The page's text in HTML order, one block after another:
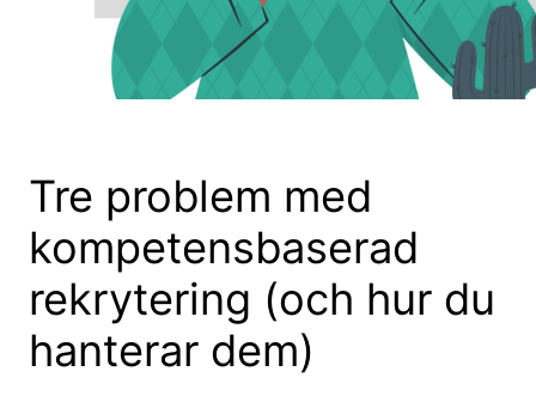
Tre problem med
kompetensbaserad
rekrytering (och hur du
hanterar dem)